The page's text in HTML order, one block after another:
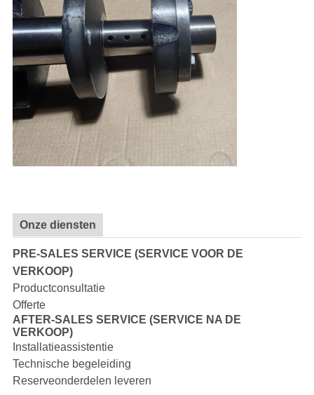
Onze diensten
PRE-SALES SERVICE (SERVICE VOOR DE
VERKOOP)
Productconsultatie
Offerte
AFTER-SALES SERVICE (SERVICE NA DE
VERKOOP)
Installatieassistentie
Technische begeleiding
Reserveonderdelen leveren